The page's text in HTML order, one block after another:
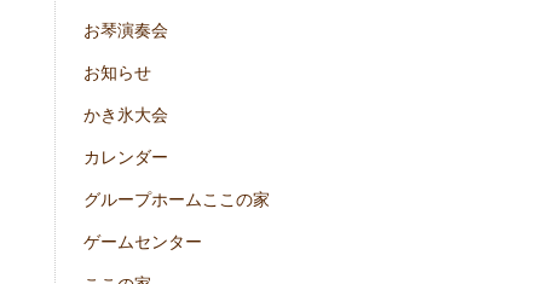
お琴演奏会
お知らせ
かき氷大会
カレンダー
グループホームここの家
ゲームセンター